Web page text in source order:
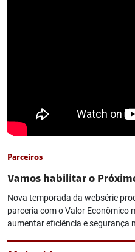
Parceiros
Vamos habilitar o
Nova temporada da websérie
parceria com o Valor Econômico
aumentar eficiência e segurança